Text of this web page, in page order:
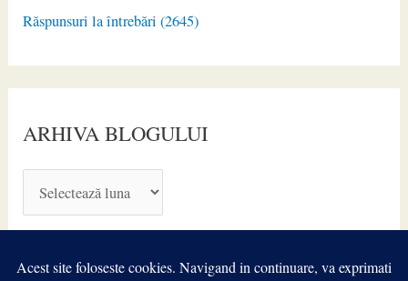
Răspunsuri la întrebări (2645)
ARHIVA BLOGULUI
R
I